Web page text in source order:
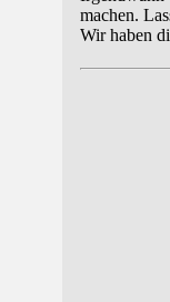
machen.
Wir haben